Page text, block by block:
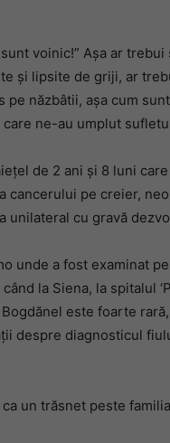
voinic!” Așa ar
și lipsite de griji, ar
pe năzbâtii, așa cum
ne-au umplut
de 2 ani și 8 luni
cancerului pe creier,
unilateral cu gravă
unde a fost examinat
la Siena, la spitalul
este foarte
despre diagnosticul
un trăsnet peste